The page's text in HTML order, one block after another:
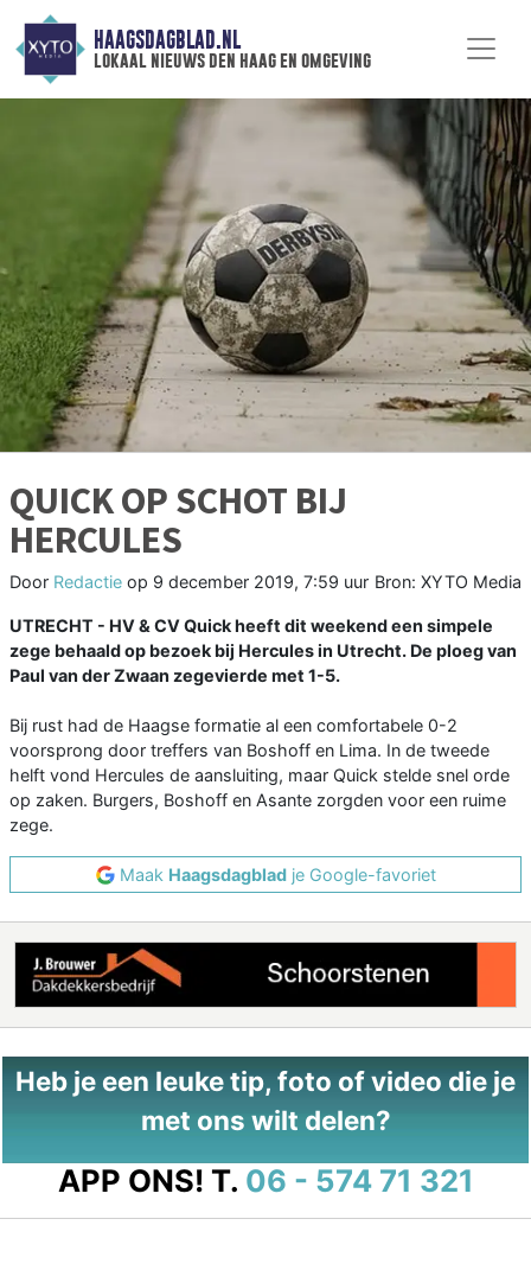
HAAGSDAGBLAD.NL
lokaal nieuws den haag en omgeving
QUICK OP SCHOT BIJ
HERCULES
Door Redactie op 9 december 2019, 7:59 uur Bron: XYTO Media
UTRECHT - HV & CV Quick heeft dit weekend een simpele
zege behaald op bezoek bij Hercules in Utrecht. De ploeg van
Paul van der Zwaan zegevierde met 1-5.
Bij rust had de Haagse formatie al een comfortabele 0-2
voorsprong door treffers van Boshoff en Lima. In de tweede
helft vond Hercules de aansluiting, maar Quick stelde snel orde
op zaken. Burgers, Boshoff en Asante zorgden voor een ruime
zege.
Maak Haagsdagbladje Google-favoriet
Heb je een leuke tip, foto of video die je
met ons wilt delen?
APP ONS! T. 06 - 574 71 321